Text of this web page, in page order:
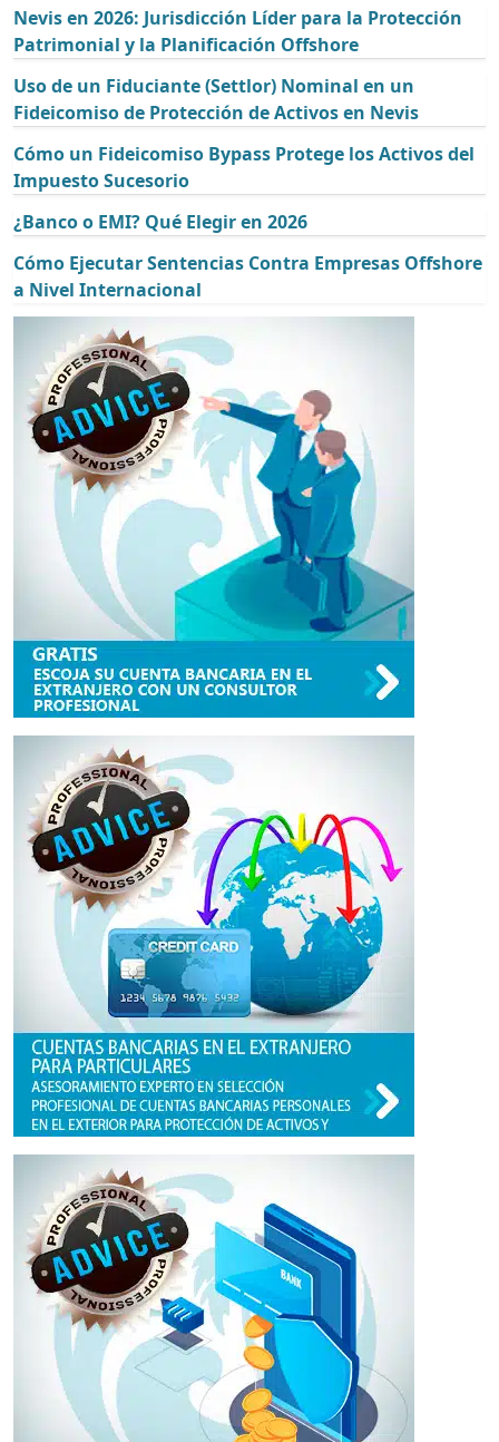
Nevis en 2026: Jurisdicción Líder para la Protección
Patrimonial y la Planificación Offshore
Uso de un Fiduciante (Settlor) Nominal en un
Fideicomiso de Protección de Activos en Nevis
Cómo un Fideicomiso Bypass Protege los Activos del
Impuesto Sucesorio
¿Banco o EMI? Qué Elegir en 2026
Cómo Ejecutar Sentencias Contra Empresas Offshore
a Nivel Internacional